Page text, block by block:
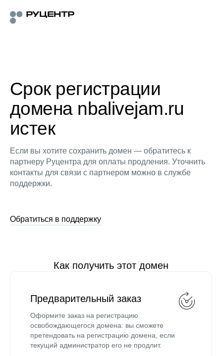
Срок регистрации
домена nbalivejam.ru
истек
Если вы хотите сохранить домен — обратитесь к
партнеру Руцентра для оплаты продления. Уточнить
контакты для связи с партнером можно в службе
поддержки.
Обратиться в поддержку
Как получить этот домен
Предварительный заказ
Оформите заказ на регистрацию
освобождающегося домена: вы сможете
претендовать на регистрацию домена, если
текущий администратор его не продлит.